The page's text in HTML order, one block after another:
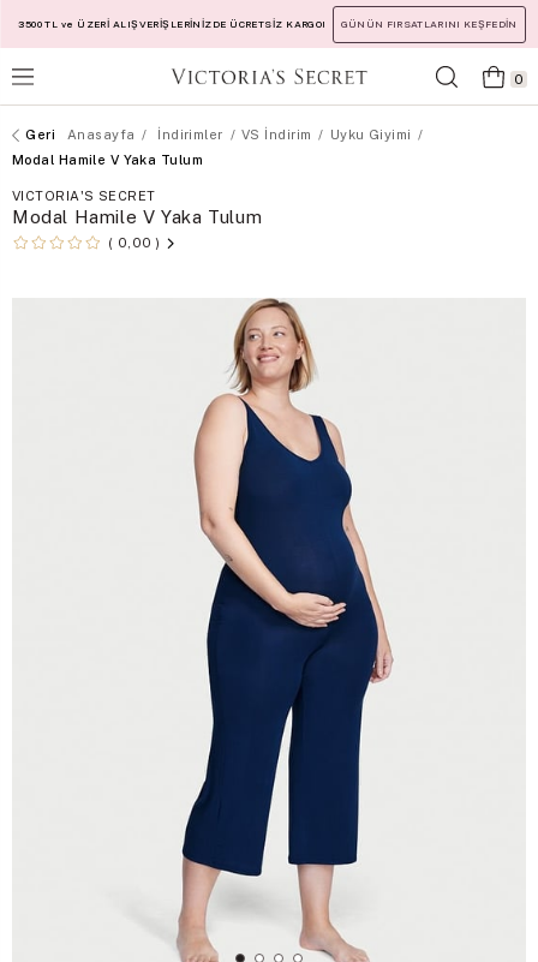
3500 TL ve ÜZERİ ALIŞVERİŞLERİNİZDE ÜCRETSİZ KARGO! GÜNÜN FIRSATLARINI KEŞFEDİN
0
Anasayfa İndirimler VS İndirim
Uyku Giyimi
Modal Hamile V Yaka Tulum
VICTORIA'S SECRET
Modal Hamile V Yaka Tulum
0,00